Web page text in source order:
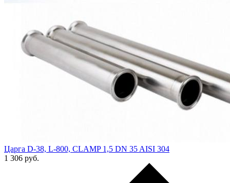
Царга D-38, L-800, CLAMP 1,5 DN 35 AISI 304
1 306 руб.